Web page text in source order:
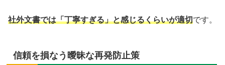
社外文書では「丁寧すぎる」と感じるくらいが適切です。
信頼を損なう曖昧な再発防止策